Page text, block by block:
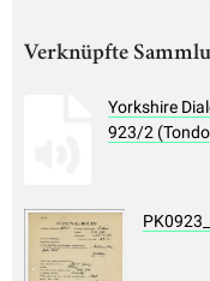
Verknüpfte
Yorkshire
923/2